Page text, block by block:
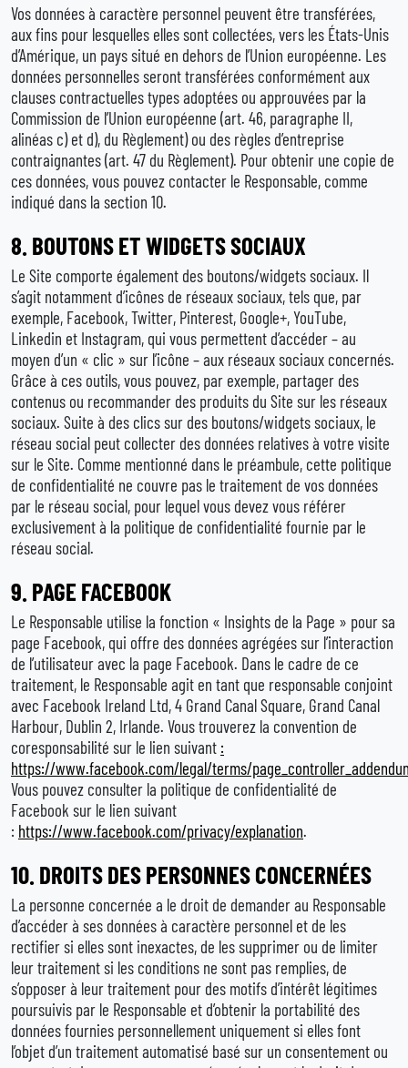
Vos données à caractère personnel peuvent être transférées,
aux fins pour lesquelles elles sont collectées, vers les États-Unis
d’Amérique, un pays situé en dehors de l’Union européenne. Les
données personnelles seront transférées conformément aux
clauses contractuelles types adoptées ou approuvées par la
Commission de l’Union européenne (art. 46, paragraphe II,
alinéas c) et d), du Règlement) ou des règles d’entreprise
contraignantes (art. 47 du Règlement). Pour obtenir une copie de
ces données, vous pouvez contacter le Responsable, comme
indiqué dans la section 10.
8. BOUTONS ET WIDGETS SOCIAUX
Le Site comporte également des boutons/widgets sociaux. Il
s’agit notamment d’icônes de réseaux sociaux, tels que, par
exemple, Facebook, Twitter, Pinterest, Google+, YouTube,
Linkedin et Instagram, qui vous permettent d’accéder – au
moyen d’un « clic » sur l’icône – aux réseaux sociaux concernés.
Grâce à ces outils, vous pouvez, par exemple, partager des
contenus ou recommander des produits du Site sur les réseaux
sociaux. Suite à des clics sur des boutons/widgets sociaux, le
réseau social peut collecter des données relatives à votre visite
sur le Site. Comme mentionné dans le préambule, cette politique
de confidentialité ne couvre pas le traitement de vos données
par le réseau social, pour lequel vous devez vous référer
exclusivement à la politique de confidentialité fournie par le
réseau social.
9. PAGE FACEBOOK
Le Responsable utilise la fonction « Insights de la Page » pour sa
page Facebook, qui offre des données agrégées sur l’interaction
de l’utilisateur avec la page Facebook. Dans le cadre de ce
traitement, le Responsable agit en tant que responsable conjoint
avec Facebook Ireland Ltd, 4 Grand Canal Square, Grand Canal
Harbour, Dublin 2, Irlande. Vous trouverez la convention de
coresponsabilité sur le lien suivant :
https://www.facebook.com/legal/terms/
Vous pouvez consulter la politique de confidentialité de
Facebook sur le lien suivant
: https://www.facebook.com/privacy/explanation.
10. DROITS DES PERSONNES CONCERNÉES
La personne concernée a le droit de demander au Responsable
d’accéder à ses données à caractère personnel et de les
rectifier si elles sont inexactes, de les supprimer ou de limiter
leur traitement si les conditions ne sont pas remplies, de
s’opposer à leur traitement pour des motifs d’intérêt légitimes
poursuivis par le Responsable et d’obtenir la portabilité des
données fournies personnellement uniquement si elles font
l’objet d’un traitement automatisé basé sur un consentement ou